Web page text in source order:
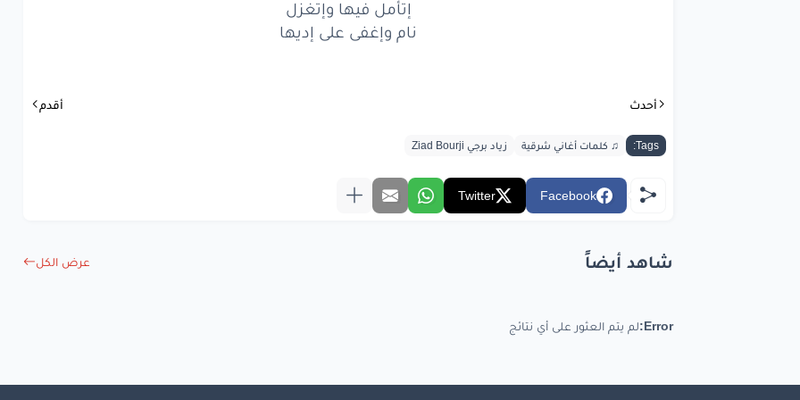
لمابشوفابتحول
كرمالاسكّرت
عالدنييوعاديت
إتأمل فيها وإتغزل
نام وإغفى على إديها
أحدث أقدم
Tags: ♫ كلمات أغاني شرقية زياد برجي Ziad Bourji
Facebook
Twitter
شاهد أيضاً عرض الكل
Error: لم يتم العثور على أي نتائج